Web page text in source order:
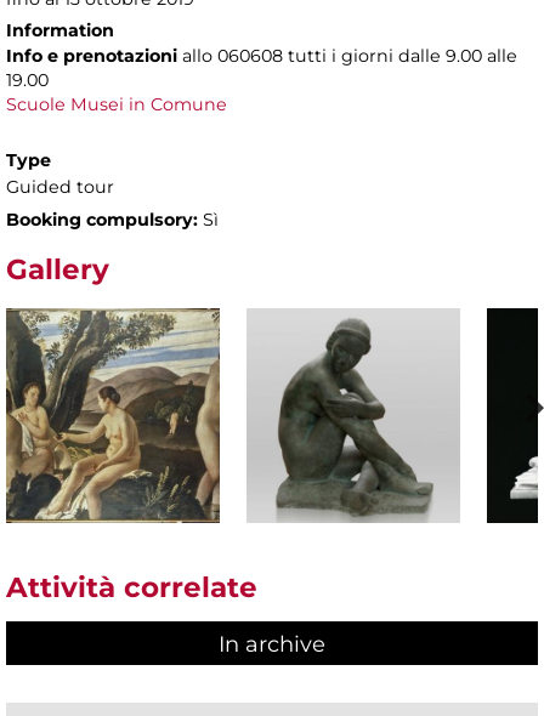
Information
Info e prenotazioni allo 060608 tutti i giorni dalle 9.00 alle
19.00
Scuole Musei in Comune
Type
Guided tour
Booking compulsory: Sì
Gallery
Attività correlate
In archive